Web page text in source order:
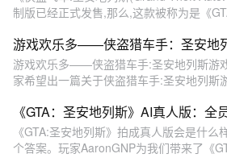
制版已经正式发售,那么,这款被称为是《
游戏欢乐多——侠盗猎车手：圣安地
游戏欢乐多——侠盗猎车手:圣安地列斯游
家希望出一篇关于侠盗猎车手:圣安地列斯
《GTA：圣安地列斯》AI真人版：全
《GTA:圣安地列斯》拍成真人版会是什
个答案。玩家AaronGNP为我们带来了《